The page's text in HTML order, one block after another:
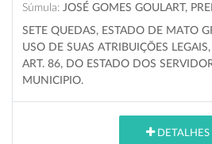
Súmula: JOSÉ GOMES GOULART,
SETE QUEDAS, ESTADO DE MATO
USO DE SUAS ATRIBUIÇÕES
ART. 86, DO ESTADO DOS
MUNICIPIO.
DETALHES